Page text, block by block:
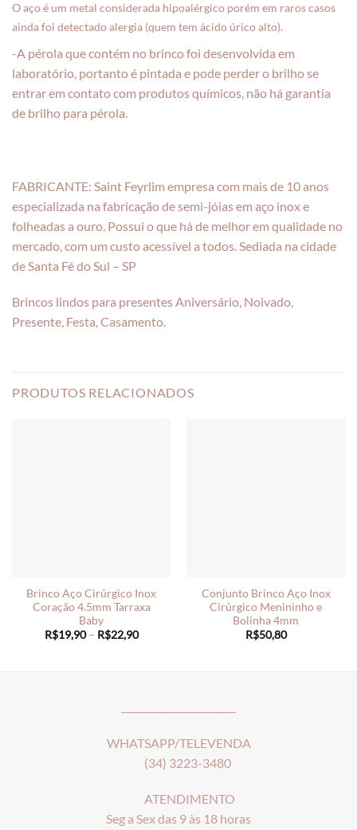
O aço é um metal considerada hipoalérgico porém em raros casos
ainda foi detectado alergia (quem tem ácido úrico alto).
-A pérola que contém no brinco foi desenvolvida em
laboratório, portanto é pintada e pode perder o brilho se
entrar em contato com produtos químicos, não há garantia
de brilho para pérola.
FABRICANTE: Saint Feyrlim empresa com mais de 10 anos
especializada na fabricação de semi-jóias em aço inox e
folheadas a ouro. Possui o que há de melhor em qualidade no
mercado, com um custo acessível a todos. Sediada na cidade
de Santa Fé do Sul – SP
Brincos lindos para presentes Aniversário, Noivado,
Presente, Festa, Casamento.
PRODUTOS RELACIONADOS
Brinco Aço Cirúrgico Inox
Coração 4.5mm Tarraxa
Baby
R$19,90 – R$22,90Price
Conjunto Brinco Aço Inox
Cirúrgico Menininho e
Bolinha 4mm
R$50,80
WHATSAPP/TELEVENDA
(34) 3223-3480
ATENDIMENTO
Seg a Sex das 9 às 18 horas